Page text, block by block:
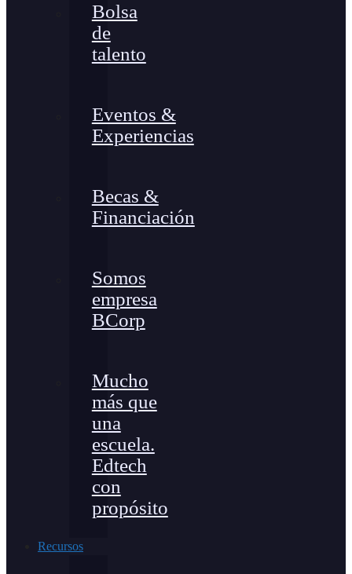
Bolsa
de
talento
Eventos &
Experiencias
Becas &
Financiación
Somos
empresa
BCorp
Mucho
más que
una
escuela.
Edtech
con
propósito
Recursos